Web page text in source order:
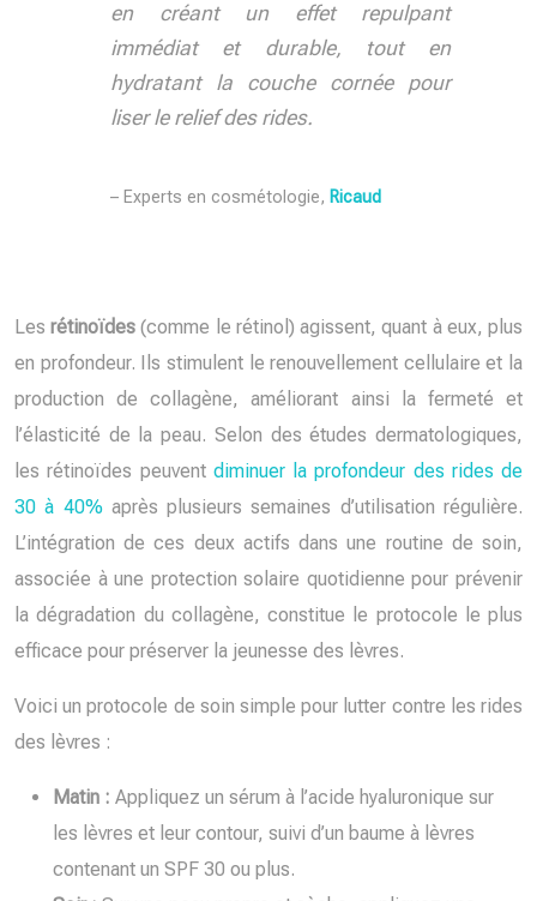
en créant un effet repulpant
immédiat et durable, tout en
hydratant la couche cornée pour
liser le relief des rides.
– Experts en cosmétologie, Ricaud
Lesrétinoïdes (comme le rétinol) agissent, quant à eux, plus
en profondeur. Ils stimulent le renouvellement cellulaire et la
production de collagène, améliorant ainsi la fermeté et
l’élasticité de la peau. Selon des études dermatologiques,
les rétinoïdes peuvent diminuer la profondeur des rides de
30 à 40%après plusieurs semaines d’utilisation régulière.
L’intégration de ces deux actifs dans une routine de soin,
associée à une protection solaire quotidienne pour prévenir
la dégradation du collagène, constitue le protocole le plus
efficace pour préserver la jeunesse des lèvres.
Voici un protocole de soin simple pour lutter contre les rides
des lèvres :
Matin : Appliquez un sérum à l’acide hyaluronique sur
les lèvres et leur contour, suivi d’un baume à lèvres
contenant un SPF 30 ou plus.